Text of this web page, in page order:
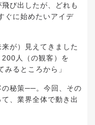
び出したが、どれも
ぐに始めたいアイデ
が）見えてきました
人（の観客）を
るところから」
の秘策──。今回、その
、業界全体で動き出